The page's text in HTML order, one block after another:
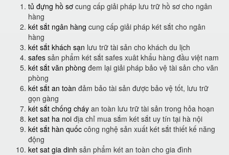
tủ đựng hồ sơ cung cấp giải pháp lưu trữ hồ sơ cho ngân
hàng
két sắt ngân hàng cung cấp giải pháp két sắt cho ngân
hàng
két sắt khách sạn lưu trữ tài sản cho khách du lịch
safes sản phẩm két sắt safes xuât khẩu hàng đầu việt nam
két sắt văn phòng đem lại giải pháp bảo vệ tài sản cho văn
phòng
két sắt an toàn đảm bảo tài sản được bảo vệ tốt, lưu trữ
gọn gàng
két sắt chống cháy an toàn lưu trữ tài sản trong hỏa hoạn
ket sat ha noi địa chỉ mua sắm két sắt uy tín tại hà nội
két sắt hàn quốc công nghệ sản xuất két sắt thiết kế năng
động
ket sat gia dinh sản phẩm két an toàn cho gia đình